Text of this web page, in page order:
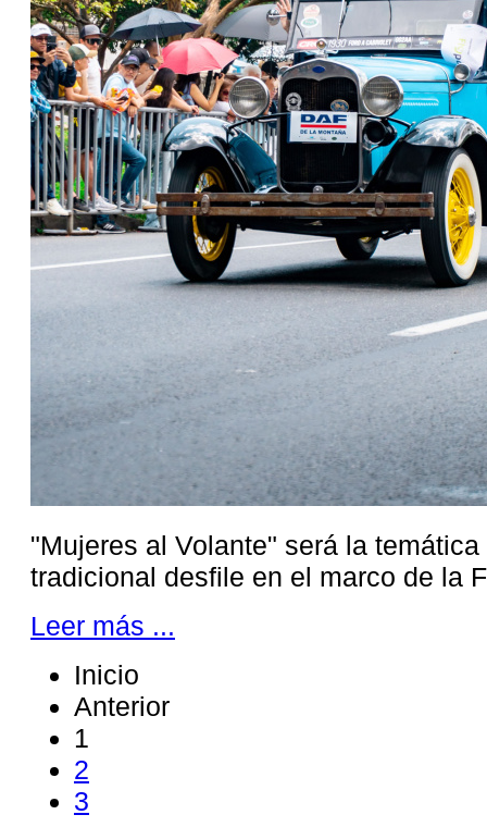
"Mujeres al Volante" será la
tradicional desfile en el marco de la
Leer más ...
Inicio
Anterior
1
2
3